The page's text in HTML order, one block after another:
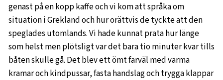
genast på en kopp kaffe och vi kom att språka om
situation i Grekland och hur orättvis de tyckte att den
speglades utomlands. Vi hade kunnat prata hur länge
som helst men plötsligt var det bara tio minuter kvar tills
båten skulle gå. Det blev ett ömt farväl med varma
kramar och kindpussar, fasta handslag och trygga klappar